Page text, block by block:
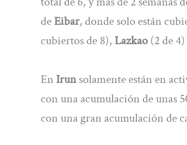
deEibar, donde solo están
cubiertos de 8), Lazkao(2 de
En Irunsolamente están en
con una acumulación de unas
con una gran acumulación de